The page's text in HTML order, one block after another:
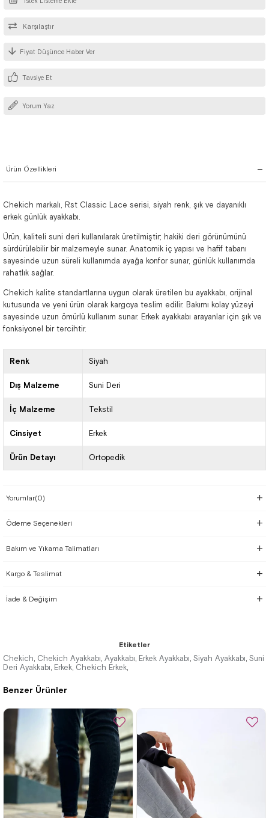
Karşılaştır
Fiyat Düşünce Haber Ver
Tavsiye Et
Yorum Yaz
Ürün Özellikleri
Chekich markalı, Rst Classic Lace serisi, siyah renk, şık ve dayanıklı
erkek günlük ayakkabı.
Ürün, kaliteli suni deri kullanılarak üretilmiştir; hakiki deri görünümünü
sürdürülebilir bir malzemeyle sunar. Anatomik iç yapısı ve hafif tabanı
sayesinde uzun süreli kullanımda ayağa konfor sunar, günlük kullanımda
rahatlık sağlar.
Chekich kalite standartlarına uygun olarak üretilen bu ayakkabı, orijinal
kutusunda ve yeni ürün olarak kargoya teslim edilir. Bakımı kolay yüzeyi
sayesinde uzun ömürlü kullanım sunar. Erkek ayakkabı arayanlar için şık ve
fonksiyonel bir tercihtir.
Renk Siyah
Dış Malzeme Suni Deri
İç Malzeme Tekstil
Cinsiyet Erkek
Ürün Detayı Ortopedik
Yorumlar(0)
Ödeme Seçenekleri
Bakım ve Yıkama Talimatları
Kargo & Teslimat
İade & Değişim
Benzer Ürünler
Etiketler
Chekich, Chekich Ayakkabı, Ayakkabı, Erkek Ayakkabı, Siyah Ayakkabı, Suni
Deri Ayakkabı, Erkek, Chekich Erkek,